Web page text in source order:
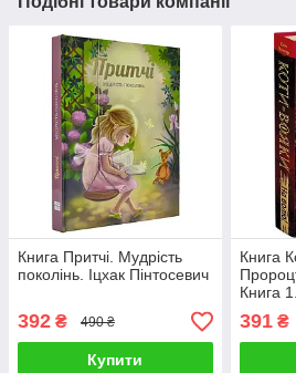
Книга Притчі. Мудрість
поколінь. Іцхак Пінтосевич
392 ₴ 490 ₴
Купити
Книга
Книга
Гантер
391₴